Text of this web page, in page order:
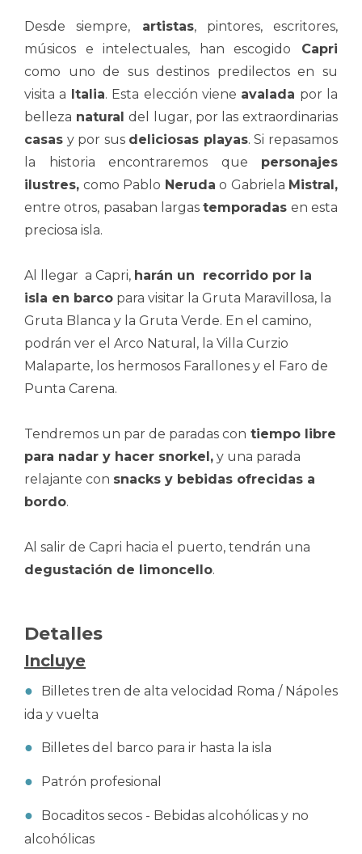
Desde siempre, artistas, pintores, escritores,
músicos e intelectuales, han escogido Capri
como uno de sus destinos predilectos en su
visita a Italia. Esta elección viene avalada por la
belleza naturaldel lugar, por las extraordinarias
casas y por sus deliciosas playas. Si repasamos
la historia encontraremos que personajes
ilustres, como Pablo Neruda o Gabriela Mistral,
entre otros, pasaban largastemporadas en esta
preciosa isla.
Al llegar a Capri, harán un recorrido por la
isla en barco para visitar la Gruta Maravillosa, la
Gruta Blanca y la Gruta Verde. En el camino,
podrán ver el Arco Natural, la Villa Curzio
Malaparte, los hermosos Farallones y el Faro de
Punta Carena.
Tendremos un par de paradas con tiempo libre
para nadar y hacer snorkel, y una parada
relajante con snacks y bebidas ofrecidas a
bordo.
Al salir de Capri hacia el puerto, tendrán una
degustación de limoncello.
Detalles
Incluye
Billetes tren de alta velocidad Roma / Nápoles
ida y vuelta
Billetes del barco para ir hasta la isla
Patrón profesional
Bocaditos secos - Bebidas alcohólicas y no
alcohólicas